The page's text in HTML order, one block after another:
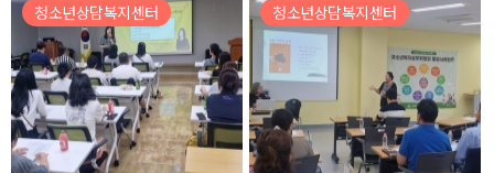
청소년상담복지센터 청소년상담복지센터